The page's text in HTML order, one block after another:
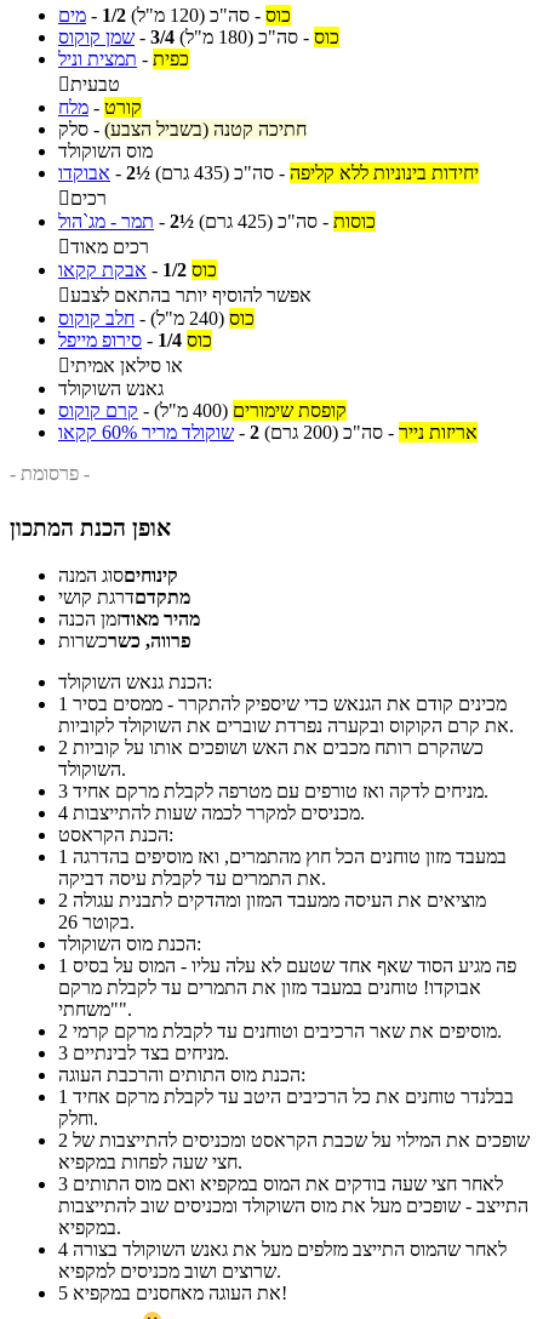
מים - 1/2 כוס - סה"כ (120 מ"ל)
שמן קוקוס - 3/4 כוס - סה"כ (180 מ"ל)
תמצית וניל - כפית
טבעית
מלח - קורט
סלק - חתיכה קטנה (בשביל הצבע)
מוס השוקולד
אבוקדו - 2½ יחידות בינוניות ללא קליפה - סה"כ (435 גרם)
רכים
תמר - מג`הול - 2½ כוסות - סה"כ (425 גרם)
רכים מאוד
אבקת קקאו - 1/2 כוס
אפשר להוסיף יותר בהתאם לצבע
חלב קוקוס - כוס (240 מ"ל)
סירופ מייפל - 1/4 כוס
או סילאן אמיתי
גאנש השוקולד
קרם קוקוס - קופסת שימורים (400 מ"ל)
שוקולד מריר 60% קקאו - 2 אריזות נייר - סה"כ (200 גרם)
- פרסומת -
אופן הכנת המתכון
קינוחיםסוג המנה
מתקדםדרגת קושי
מהיר מאודזמן הכנה
פרווה, כשרכשרות
הכנת גנאש השוקולד:
1
את קרם הקוקוס ובקערה נפרדת שוברים את השוקולד לקוביות.
2
השוקולד.
3
מניחים לדקה ואז טורפים עם מטרפה לקבלת מרקם אחיד.
4
מכניסים למקרר לכמה שעות להתייצבות.
הכנת הקראסט:
1
את התמרים עד לקבלת עיסה דביקה.
2
בקוטר 26.
הכנת מוס השוקולד:
1
אבוקדו! טוחנים במעבד מזון את התמרים עד לקבלת מרקם
"משחתי".
2
מוסיפים את שאר הרכיבים וטוחנים עד לקבלת מרקם קרמי.
3
מניחים בצד לבינתיים.
הכנת מוס התותים והרכבת העוגה:
1
וחלק.
2
חצי שעה לפחות במקפיא.
3
התייצב - שופכים מעל את מוס השוקולד ומכניסים שוב להתייצבות
במקפיא.
4
שרוצים ושוב מכניסים למקפיא.
5
את העוגה מאחסנים במקפיא!